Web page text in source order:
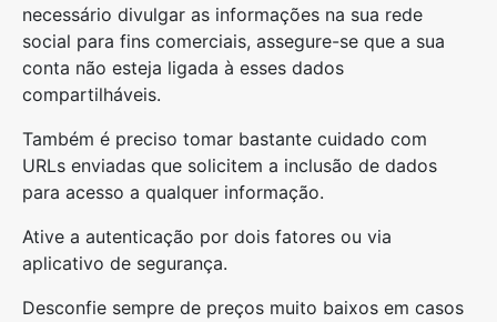
necessário divulgar as informações na sua rede
social para fins comerciais, assegure-se que a sua
conta não esteja ligada à esses dados
compartilháveis.
Também é preciso tomar bastante cuidado com
URLs enviadas que solicitem a inclusão de dados
para acesso a qualquer informação.
Ative a autenticação por dois fatores ou via
aplicativo de segurança.
Desconfie sempre de preços muito baixos em casos